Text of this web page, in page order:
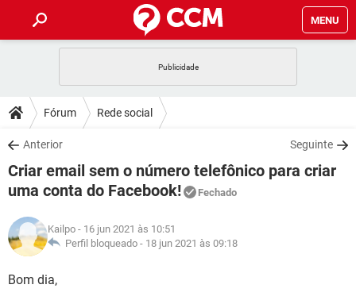
MENU
CELULAR
OUTLOOK
INSTAGRAM GMAIL
GUIA DE COMPRAS
DICAS
JOGOS
OUTLOOK EXCEL
GUIA DE COMPRAS
DOWNLOADS
JOGOS WHATSAPP
CELULAR FACEBOOK
OUTLOOK
INSTAGRAM
GUIA DE COMPRAS
CELULAR FACEBOOK
GLOSSÁRIO
JOGOS
CELULAR
Fórum Rede social
Anterior Seguinte
Criar email sem o número telefônico para criar
uma conta do Facebook!
Fechado
Kailpo - 16 jun 2021 às 10:51
Perfil bloqueado - 18 jun 2021 às 09:18
Bom dia,